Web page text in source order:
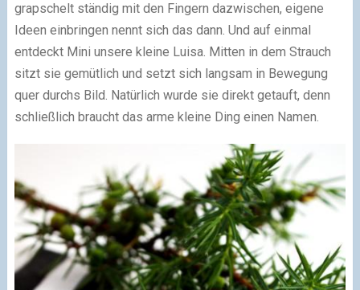
grapschelt ständig mit den Fingern dazwischen, eigene
Ideen einbringen nennt sich das dann. Und auf einmal
entdeckt Mini unsere kleine Luisa. Mitten in dem Strauch
sitzt sie gemütlich und setzt sich langsam in Bewegung
quer durchs Bild. Natürlich wurde sie direkt getauft, denn
schließlich braucht das arme kleine Ding einen Namen.